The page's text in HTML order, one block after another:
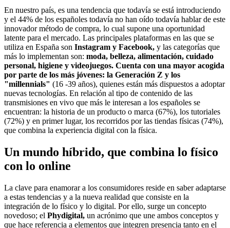
En nuestro país, es una tendencia que todavía se está introduciendo
y el 44% de los españoles todavía no han oído todavía hablar de este
innovador método de compra, lo cual supone una oportunidad
latente para el mercado. Las principales plataformas en las que se
utiliza en España son Instagram y Facebook, y las categorías que
más lo implementan son: moda, belleza, alimentación, cuidado
personal, higiene y videojuegos. Cuenta con una mayor acogida
por parte de los más jóvenes: la Generación Z y los
"millennials" (16 -39 años), quienes están más dispuestos a adoptar
nuevas tecnologías. En relación al tipo de contenido de las
transmisiones en vivo que más le interesan a los españoles se
encuentran: la historia de un producto o marca (67%), los tutoriales
(72%) y en primer lugar, los recorridos por las tiendas físicas (74%),
que combina la experiencia digital con la física.
Un mundo híbrido, que combina lo físico
con lo online
La clave para enamorar a los consumidores reside en saber adaptarse
a estas tendencias y a la nueva realidad que consiste en la
integración de lo físico y lo digital. Por ello, surge un concepto
novedoso; el Phydigital, un acrónimo que une ambos conceptos y
que hace referencia a elementos que integren presencia tanto en el